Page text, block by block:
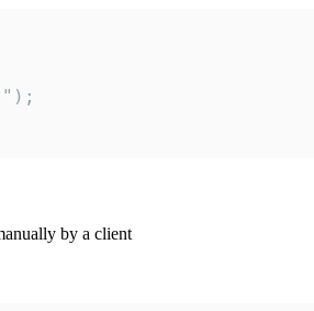
by a client